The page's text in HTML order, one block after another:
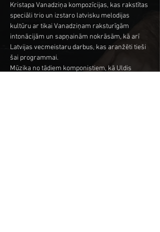
Kristapa Vanadziņa kompozīcijas, kas rakstītas
speciāli trio un izstaro latvisku melodijas
kultūru ar tikai Vanadziņam raksturīgām
intonācijām un sapņainām nokrāsām, kā arī
Latvijas vecmeistaru darbus, kas aranžēti tieši
šai programmai.
Mūzika no tādiem komponistiem, kā Uldis